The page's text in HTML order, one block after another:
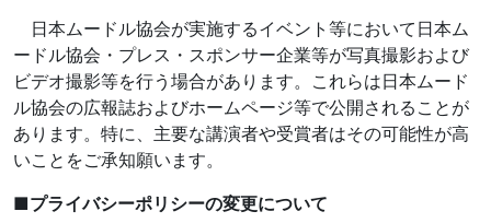
日本ムードル協会が実施するイベント等において日本ム
ードル協会・プレス・スポンサー企業等が写真撮影および
ビデオ撮影等を行う場合があります。これらは日本ムード
ル協会の広報誌およびホームページ等で公開されることが
あります。特に、主要な講演者や受賞者はその可能性が高
いことをご承知願います。
■プライバシーポリシーの変更について